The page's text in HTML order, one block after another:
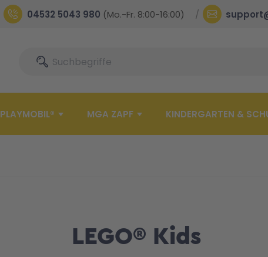
04532 5043 980 (Mo.-Fr. 8:00-16:00)
SucheSuche
PLAYMOBIL® MGA ZAPF KINDERGARTEN &
LEGO® Kids